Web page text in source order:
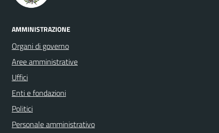
AMMINISTRAZIONE
Organi di governo
Aree amministrative
Uffici
Enti e fondazioni
Politici
Personale amministrativo